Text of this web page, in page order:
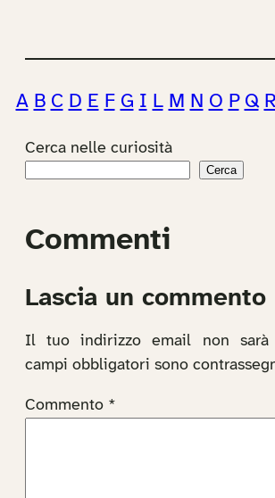
A B C D E F G I L M N O P Q R
Cerca nelle curiosità
Cerca
Commenti
Lascia un commento
Il tuo indirizzo email non sarà
campi obbligatori sono
Commento *